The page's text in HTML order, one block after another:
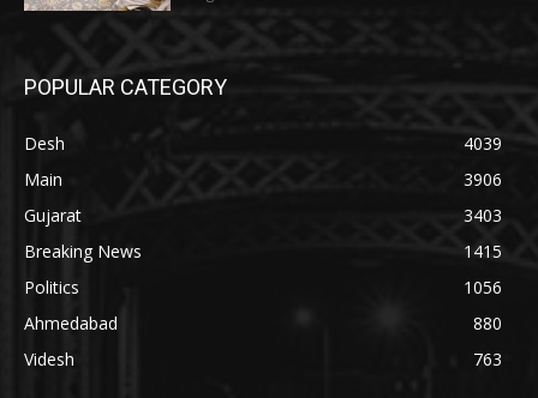
POPULAR CATEGORY
Desh
4039
Main
3906
Gujarat
3403
Breaking News
1415
Politics
1056
Ahmedabad
880
Videsh
763